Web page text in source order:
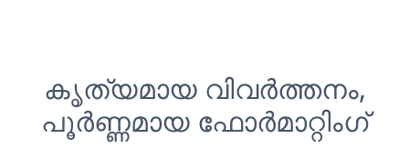
കൃത്യമായ വിവർത്തനം,
പൂർണ്ണമായ ഫോർമാറ്റിംഗ്